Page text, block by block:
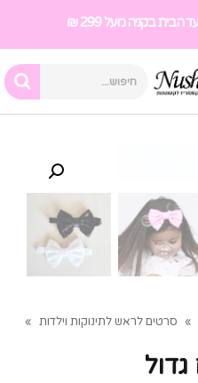
בקניה מעל 299 ₪
» סרטים לראש לתינוקות וילדות »